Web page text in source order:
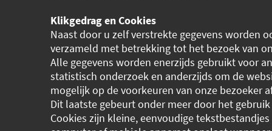
Klikgedrag en Cookies
Naast door u zelf verstrekte gegevens worden
verzameld met betrekking tot het bezoek van
Alle gegevens worden enerzijds gebruikt voor
statistisch onderzoek en anderzijds om de
mogelijk op de voorkeuren van onze bezoeker
Dit laatste gebeurt onder meer door het
Cookies zijn kleine, eenvoudige